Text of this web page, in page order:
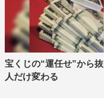
宝くじの“運任せ”から
人だけ変わる